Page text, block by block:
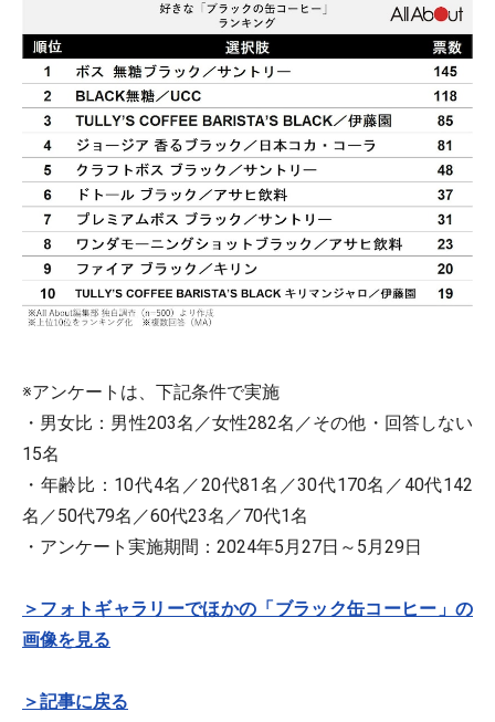
※アンケートは、下記条件で実施
・男女比：男性203名／女性282名／その他・回答しない
15名
・年齢比：10代4名／20代81名／30代170名／40代142
名／50代79名／60代23名／70代1名
・アンケート実施期間：2024年5月27日～5月29日
＞フォトギャラリーでほかの「ブラック缶コーヒー」の
画像を見る
＞記事に戻る